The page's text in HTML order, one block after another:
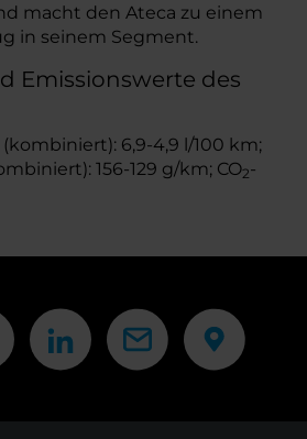
macht den Ateca zu einem
in seinem Segment.
Emissionswerte des
6,9-4,9 l/100 km;
156-129 g/km; CO2-